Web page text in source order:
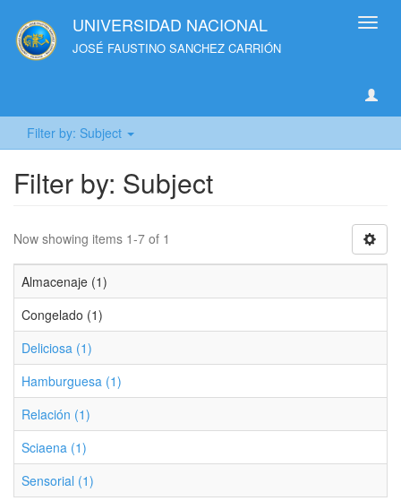
UNIVERSIDAD NACIONAL
JOSÉ FAUSTINO SANCHEZ CARRIÓN
Filter by: Subject
Filter by: Subject
Now showing items 1-7 of 1
Almacenaje (1)
Congelado (1)
Deliciosa (1)
Hamburguesa (1)
Relación (1)
Sciaena (1)
Sensorial (1)